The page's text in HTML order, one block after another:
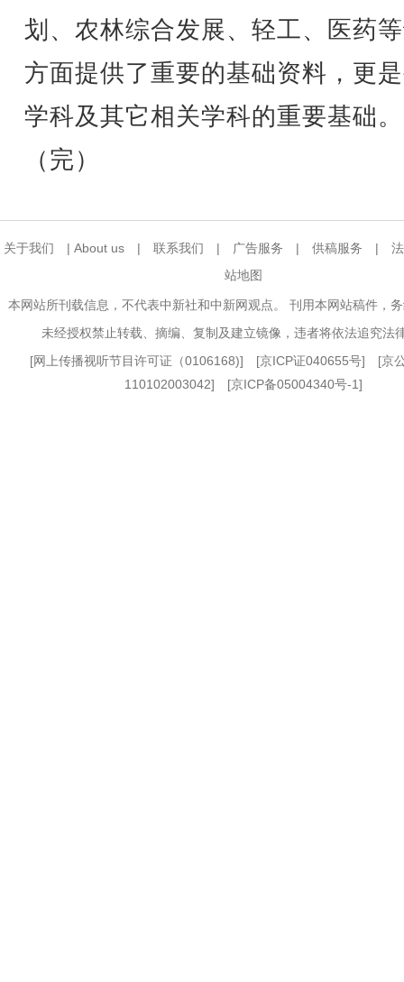
划、农林综合发展、轻工、医药
方面提供了重要的基础资料，更
学科及其它相关学科的重要基础。
（完）
关于我们 | About us | 联系我们 | 广告服务 | 供稿服务 |
站地图
本网站所刊载信息，不代表中新社和中新网观点。 刊用本网站稿件，
未经授权禁止转载、摘编、复制及建立镜像，违者将依法追究法
[网上传播视听节目许可证（0106168)] [京ICP证040655号] [京
110102003042] [京ICP备05004340号-1]